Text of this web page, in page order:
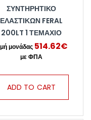
ΣΥΝΤΗΡΗΤΙΚΌ
ΕΛΑΣΤΙΚΏΝ FERAL
200LT 1 ΤΕΜΆΧΙΟ
514.62€
ADD TO CART